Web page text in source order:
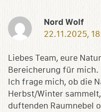
Nord Wolf
22.11.2025,
Liebes Team, eure
Bereicherung für mich.
Ich frage mich, ob die
Herbst/Winter
duftenden Raumnebel